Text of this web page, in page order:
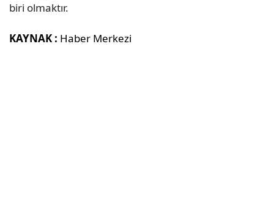
biri olmaktır.
KAYNAK : Haber Merkezi